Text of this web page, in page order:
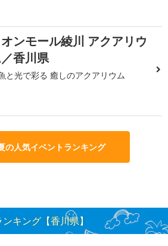
ンモール綾川 アクアリウ
香川県
と光で彩る 癒しのアクアリウム
の人気イベントランキング
キング【香川県】